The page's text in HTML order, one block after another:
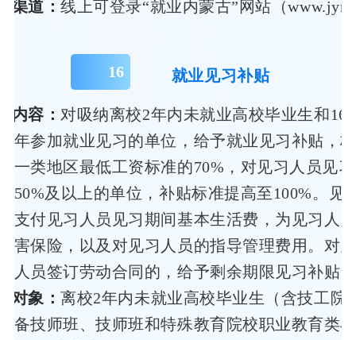
渠道：线上可登录“就业内蒙古”网站（
16 就业见习补贴
内容： 对吸纳离校2年内未就业高校毕业生和
年参加就业见习的单位，给予就业见习补贴，
一类地区最低工资标准的70%，对见习人员见
50%及以上的单位，补贴标准提高至100%。见
支付见习人员见习期间基本生活费，为见习人
害保险，以及对见习人员的指导管理费用。对
人员签订劳动合同的，给予剩余期限见习补贴。
对象：离校2年内未就业高校毕业生（含技工院
备技师班、技师班和特殊教育院校职业教育类